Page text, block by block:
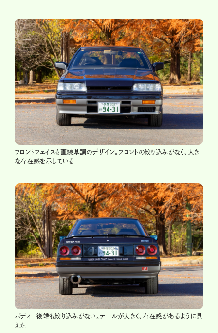
フロントフェイスも直線基調のデザイン。フロントの絞り込みがなく、大き
な存在感を示している
ボディー後端も絞り込みがない。テールが大きく、存在感があるように見
えた